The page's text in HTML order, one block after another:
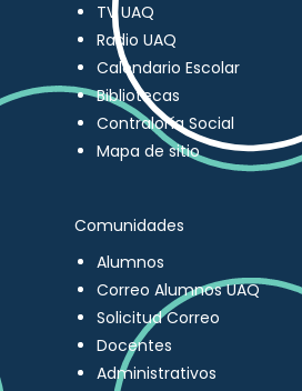
TV UAQ
Radio UAQ
Calendario Escolar
Bibliotecas
Contraloría Social
Mapa de sitio
Comunidades
Alumnos
Correo Alumnos UAQ
Solicitud Correo
Docentes
Administrativos